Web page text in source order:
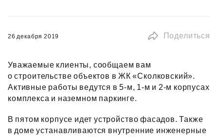
26 декабря 2019 Поделиться
Уважаемые клиенты, сообщаем вам
о строительстве объектов в ЖК «Сколковский».
Активные работы ведутся в 5‑м, 1‑м и 2‑м корпусах
комплекса и наземном паркинге.
В пятом корпусе идет устройство фасадов. Также
в доме устанавливаются внутренние инженерные